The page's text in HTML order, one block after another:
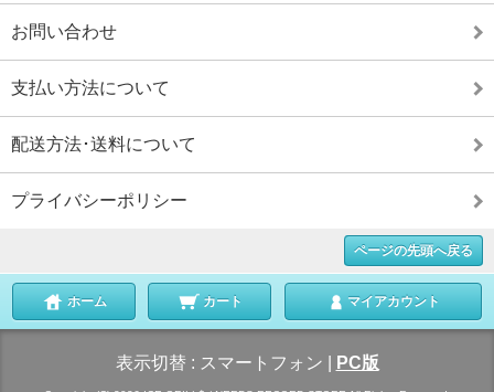
お問い合わせ
支払い方法について
配送方法･送料について
プライバシーポリシー
ページの先頭へ戻る
ホーム カート マイアカウント
表示切替 : スマートフォン PC版